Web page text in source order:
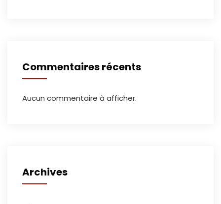
Commentaires récents
Aucun commentaire à afficher.
Archives